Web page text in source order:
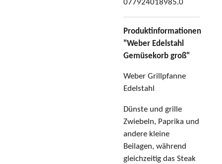
077924018985.0
Produktinformationen
"Weber Edelstahl
Gemüsekorb groß"
Weber Grillpfanne
Edelstahl
Dünste und grille
Zwiebeln, Paprika und
andere kleine
Beilagen, während
gleichzeitig das Steak